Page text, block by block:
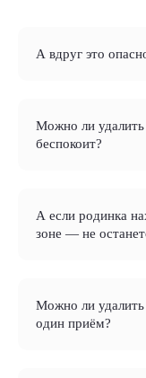
А вдруг это
Можно ли удалить
беспокоит?
А если родинка
зоне — не
Можно ли удалить
один приём?